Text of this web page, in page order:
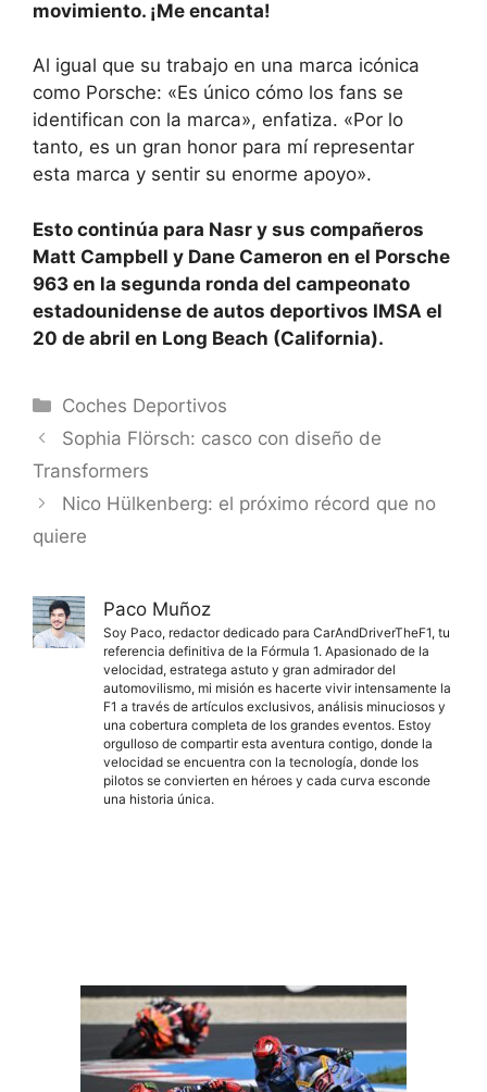
movimiento. ¡Me encanta!
Al igual que su trabajo en una marca icónica
como Porsche: «Es único cómo los fans se
identifican con la marca», enfatiza. «Por lo
tanto, es un gran honor para mí representar
esta marca y sentir su enorme apoyo».
Esto continúa para Nasr y sus compañeros
Matt Campbell y Dane Cameron en el Porsche
963 en la segunda ronda del campeonato
estadounidense de autos deportivos IMSA el
20 de abril en Long Beach (California).
Categorías
Coches Deportivos
Sophia Flörsch: casco con diseño de
Transformers
Nico Hülkenberg: el próximo récord que no
quiere
Paco Muñoz
Soy Paco, redactor dedicado para CarAndDriverTheF1, tu
referencia definitiva de la Fórmula 1. Apasionado de la
velocidad, estratega astuto y gran admirador del
automovilismo, mi misión es hacerte vivir intensamente la
F1 a través de artículos exclusivos, análisis minuciosos y
una cobertura completa de los grandes eventos. Estoy
orgulloso de compartir esta aventura contigo, donde la
velocidad se encuentra con la tecnología, donde los
pilotos se convierten en héroes y cada curva esconde
una historia única.